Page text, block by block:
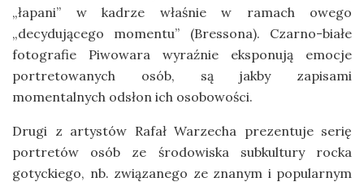
„łapani” w kadrze właśnie w ramach owego
„decydującego momentu” (Bressona). Czarno-białe
fotografie Piwowara wyraźnie eksponują emocje
portretowanych osób, są jakby zapisami
momentalnych odsłon ich osobowości.
Drugi z artystów Rafał Warzecha prezentuje serię
portretów osób ze środowiska subkultury rocka
gotyckiego, nb. związanego ze znanym i popularnym